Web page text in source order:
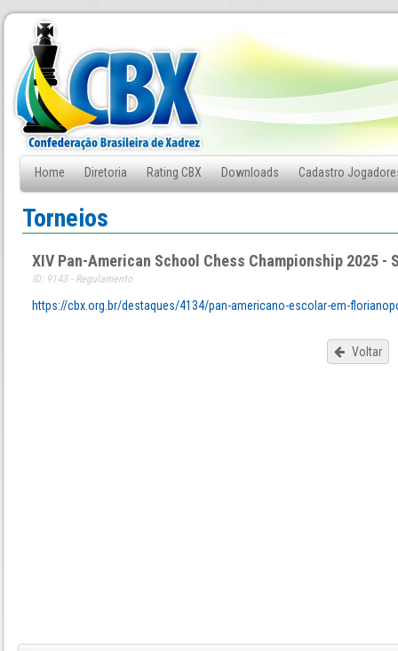
Home Diretoria Rating CBX Downloads Cadastro
Fale Conosco
Torneios
XIV Pan-American School Chess Championship 2025 -
ID: 9143 - Regulamento
https://cbx.org.br/destaques/4134/pan-americano-escolar-em-
Voltar